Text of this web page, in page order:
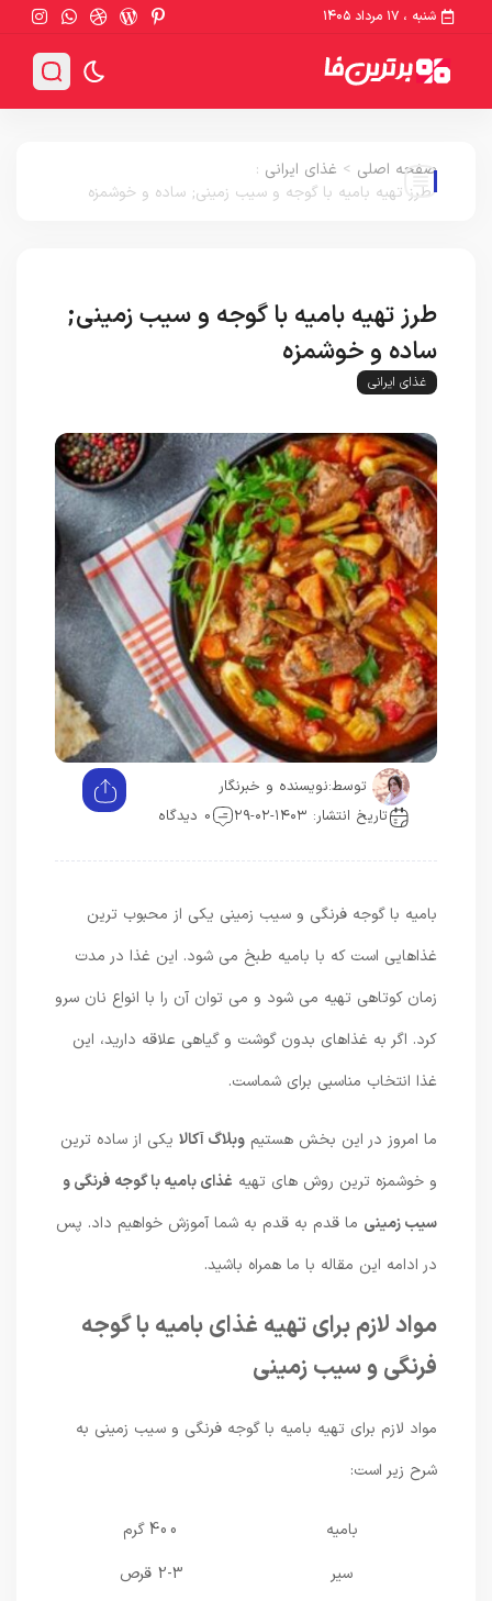
شنبه ، ۱۷ مرداد ۱۴۰۵
صفحه اصلی > غذای ایرانی
طرز تهیه بامیه با گوجه و سیب زمینی; ساده و خوشمزه
طرز تهیه بامیه با گوجه و سیب زمینی;
ساده و خوشمزه
غذای ایرانی
توسط: نویسنده و خبرنگار
تاریخ انتشار: ۱۴۰۳-۰۲-۲۹
0 دیدگاه
بامیه با گوجه فرنگی و سیب زمینی یکی از محبوب ترین
غذاهایی است که با بامیه طبخ می شود. این غذا در مدت
زمان کوتاهی تهیه می شود و می توان آن را با انواع نان سرو
کرد. اگر به غذاهای بدون گوشت و گیاهی علاقه دارید، این
غذا انتخاب مناسبی برای شماست.
ما امروز در این بخش هستیموبلاگ آکالایکی از ساده ترین
و خوشمزه ترین روش های تهیهغذای بامیه با گوجه فرنگی و
سیب زمینیما قدم به قدم به شما آموزش خواهیم داد. پس
در ادامه این مقاله با ما همراه باشید.
مواد لازم برای تهیه غذای بامیه با گوجه
فرنگی و سیب زمینی
مواد لازم برای تهیه بامیه با گوجه فرنگی و سیب زمینی به
شرح زیر است: